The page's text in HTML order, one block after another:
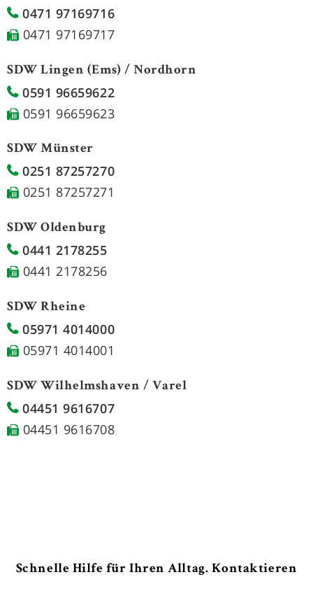
0471 97169716
0471 97169717
SDW Lingen (Ems) / Nordhorn
0591 96659622
0591 96659623
SDW Münster
0251 87257270
0251 87257271
SDW Oldenburg
0441 2178255
0441 2178256
SDW Rheine
05971 4014000
05971 4014001
SDW Wilhelmshaven / Varel
04451 9616707
04451 9616708
Schnelle Hilfe für Ihren Alltag. Kontaktieren